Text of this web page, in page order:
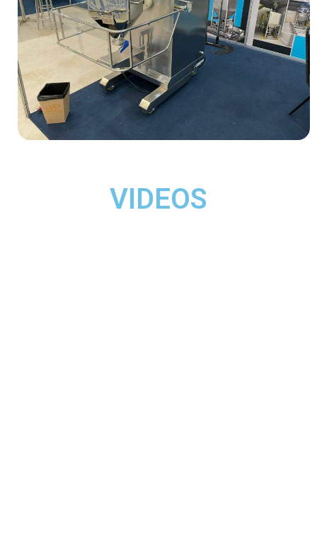
VIDEOS